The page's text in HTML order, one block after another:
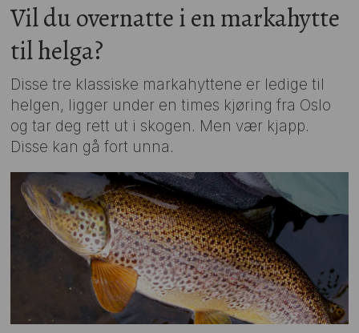
Vil du overnatte i en markahytte
til helga?
Disse tre klassiske markahyttene er ledige til
helgen, ligger under en times kjøring fra Oslo
og tar deg rett ut i skogen. Men vær kjapp.
Disse kan gå fort unna.